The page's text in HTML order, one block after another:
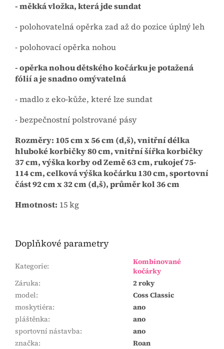
- měkká vložka, která jde sundat
- polohovatelná opěrka zad až do pozice úplný leh
- polohovací opěrka nohou
- opěrka nohou dětského kočárku je potažená
fólií a je snadno omývatelná
- madlo z eko-kůže, které lze sundat
- bezpečnostní polstrované pásy
Rozměry: 105 cm x 56 cm (d,š), vnitřní délka
hluboké korbičky 80 cm, vnitřní šířka korbičky
37 cm, výška korby od Země 63 cm, rukojeť 75-
114 cm, celková výška kočárku 130 cm, sportovní
část 92 cm x 32 cm (d,š), průměr kol 36 cm
Hmotnost: 15 kg
Doplňkové parametry
Kategorie:
Kombinované
kočárky
Záruka:
2 roky
model:
Coss Classic
moskytiéra:
ano
pláštěnka:
ano
sportovní nástavba:
ano
značka:
Roan